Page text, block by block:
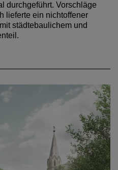
durchgeführt. Vorschläge
lieferte ein nichtoffener
städtebaulichem und